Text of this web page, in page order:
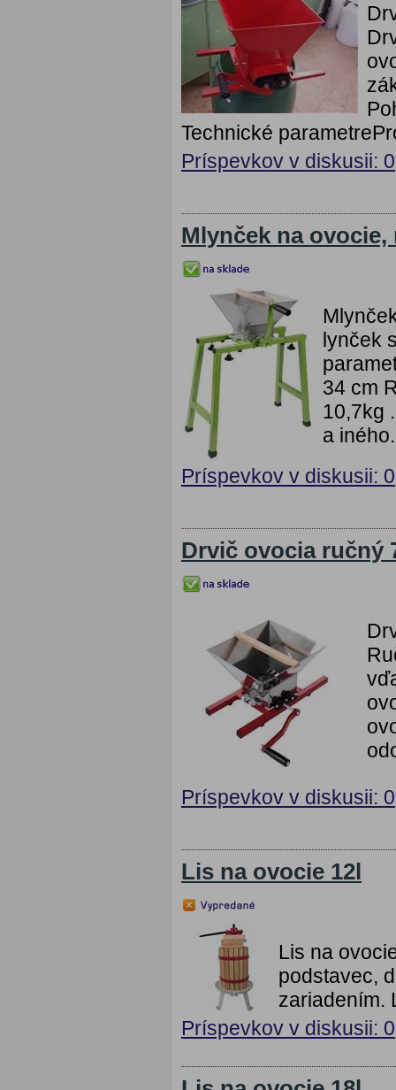
Technické
Príspevkov v diskusii: 0
Mlynček na
lynček
34 cm
10,7kg
a
Príspevkov v diskusii: 0
Drvič ovocia ručný
Príspevkov v diskusii: 0
Lis na ovocie 12l
Lis na
podstavec,
zariadením.
Príspevkov v diskusii: 0